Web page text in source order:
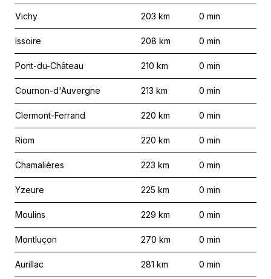
Vichy 203 km 0 min
Issoire 208 km 0 min
Pont-du-Château 210 km 0 min
Cournon-d'Auvergne 213 km 0 min
Clermont-Ferrand 220 km 0 min
Riom 220 km 0 min
Chamalières 223 km 0 min
Yzeure 225 km 0 min
Moulins 229 km 0 min
Montluçon 270 km 0 min
Aurillac 281 km 0 min